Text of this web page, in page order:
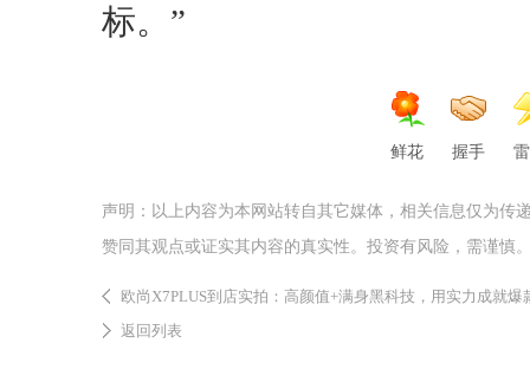
标。”
鲜花 握手
声明：以上内容为本网站转自其它媒体，相关信息仅为传
赞同其观点或证实其内容的真实性。投资有风险，需谨慎
欧尚X7PLUS到店实拍：高颜值+满身黑科技，用实力成就爆
返回列表